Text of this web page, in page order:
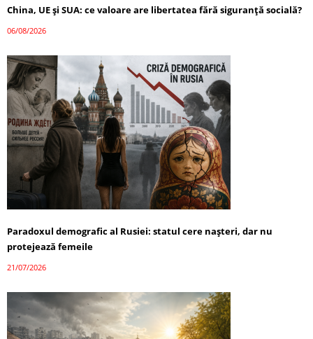
China, UE și SUA: ce valoare are libertatea fără siguranță socială?
06/08/2026
Paradoxul demografic al Rusiei: statul cere nașteri, dar nu
protejează femeile
21/07/2026